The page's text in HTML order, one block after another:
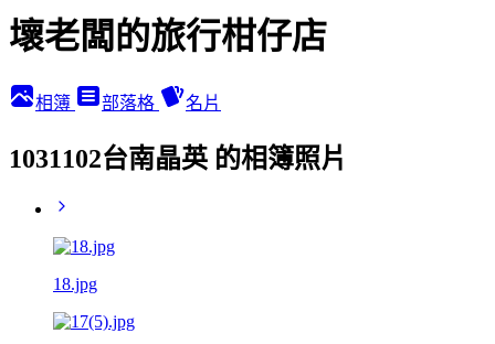
壞老闆的旅行柑仔店
相簿 部落格 名片
1031102台南晶英 的相簿照片
18.jpg